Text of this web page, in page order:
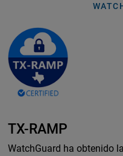
TX-RAMP
WatchGuard ha obtenido